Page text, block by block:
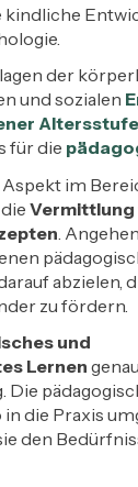
kindliche
der
und sozialen
für die
im
Vermittlung
.
abzielen,
zu fördern.
und
Lernen
Die
die Praxis
den